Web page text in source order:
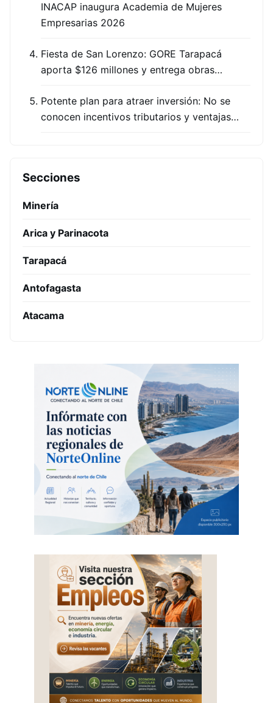
INACAP inaugura Academia de Mujeres
Empresarias 2026
Fiesta de San Lorenzo: GORE Tarapacá
aporta $126 millones y entrega obras…
Potente plan para atraer inversión: No se
conocen incentivos tributarios y ventajas…
Secciones
Minería
Arica y Parinacota
Tarapacá
Antofagasta
Atacama